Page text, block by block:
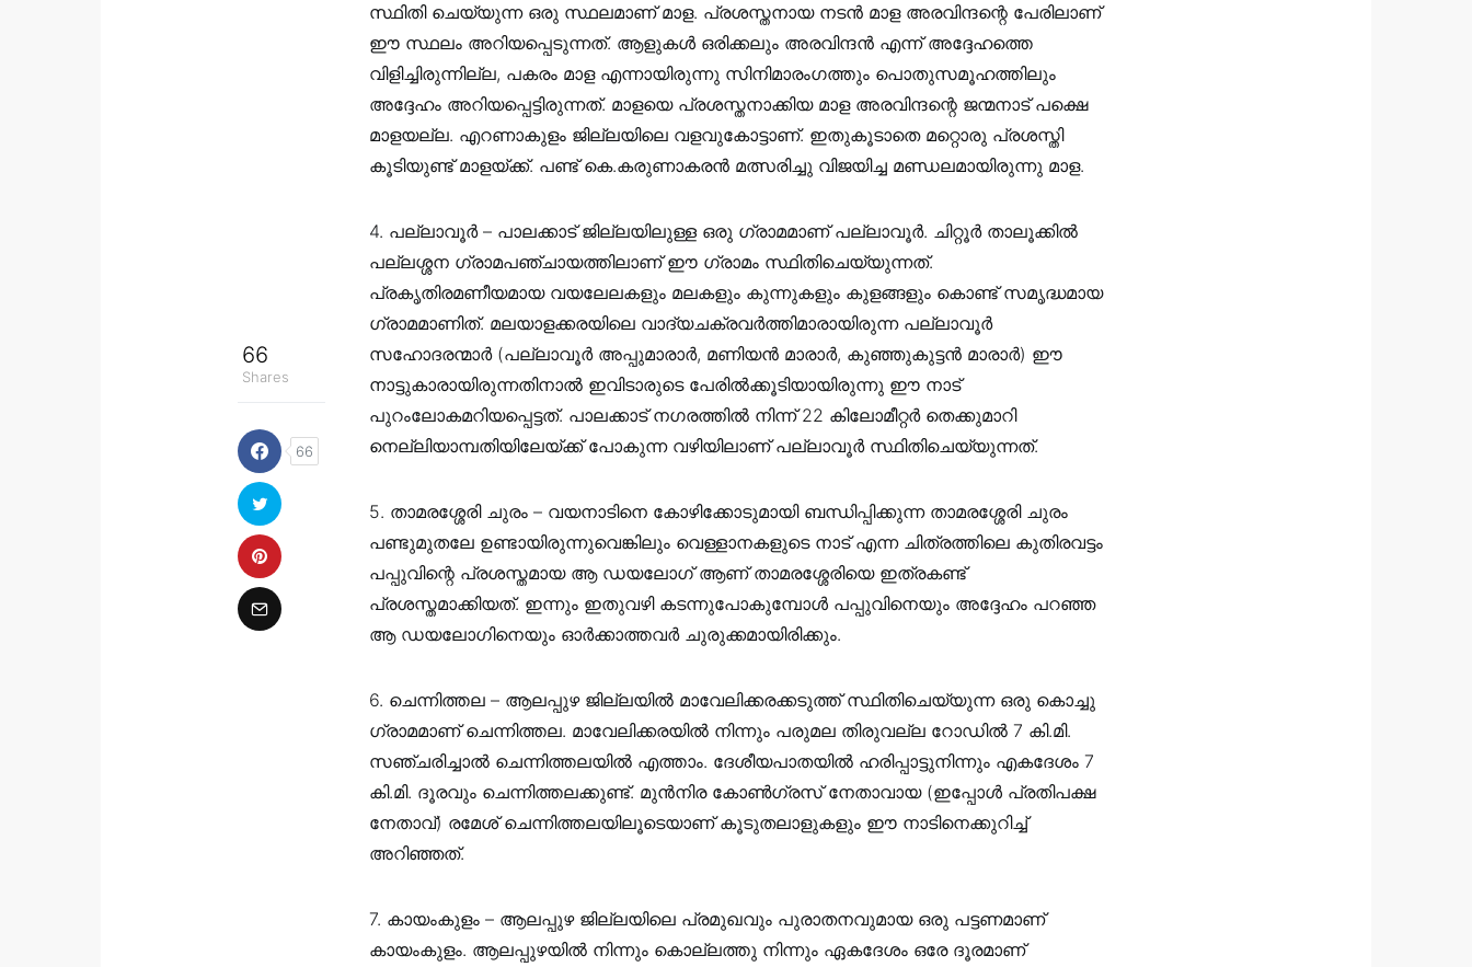
66
Shares
66
സ്ഥിതി ചെയ്യുന്ന ഒരു സ്ഥലമാണ് മാള. പ്രശസ്തനായ നടൻ മാള അരവിന്ദന്റെ പേരിലാണ്
ഈ സ്ഥലം അറിയപ്പെടുന്നത്. ആളുകൾ ഒരിക്കലും അരവിന്ദൻ എന്ന് അദ്ദേഹത്തെ
വിളിച്ചിരുന്നില്ല, പകരം മാള എന്നായിരുന്നു സിനിമാരംഗത്തും പൊതുസമൂഹത്തിലും
അദ്ദേഹം അറിയപ്പെട്ടിരുന്നത്. മാളയെ പ്രശസ്തനാക്കിയ മാള അരവിന്ദന്റെ ജന്മനാട് പക്ഷെ
മാളയല്ല. എറണാകുളം ജില്ലയിലെ വളവുകോട്ടാണ്. ഇതുകൂടാതെ മറ്റൊരു പ്രശസ്തി
കൂടിയുണ്ട് മാളയ്ക്ക്. പണ്ട് കെ.കരുണാകരൻ മത്സരിച്ചു വിജയിച്ച മണ്ഡലമായിരുന്നു മാള.
4. പല്ലാവൂർ – പാലക്കാട് ജില്ലയിലുള്ള ഒരു ഗ്രാമമാണ് പല്ലാവൂർ. ചിറ്റൂർ താലൂക്കിൽ
പല്ലശ്ശന ഗ്രാമപഞ്ചായത്തിലാണ് ഈ ഗ്രാമം സ്ഥിതിചെയ്യുന്നത്.
പ്രകൃതിരമണീയമായ വയലേലകളും മലകളും കുന്നുകളും കുളങ്ങളും കൊണ്ട് സമൃദ്ധമായ
ഗ്രാമമാണിത്. മലയാളക്കരയിലെ വാദ്യചക്രവർത്തിമാരായിരുന്ന പല്ലാവൂർ
സഹോദരന്മാർ (പല്ലാവൂർ അപ്പുമാരാർ, മണിയൻ മാരാർ, കുഞ്ഞുകുട്ടൻ മാരാർ) ഈ
നാട്ടുകാരായിരുന്നതിനാൽ ഇവിടാരുടെ പേരിൽക്കൂടിയായിരുന്നു ഈ നാട്
പുറംലോകമറിയപ്പെട്ടത്. പാലക്കാട് നഗരത്തിൽ നിന്ന് 22 കിലോമീറ്റർ തെക്കുമാറി
നെല്ലിയാമ്പതിയിലേയ്ക്ക് പോകുന്ന വഴിയിലാണ് പല്ലാവൂർ സ്ഥിതിചെയ്യുന്നത്.
5. താമരശ്ശേരി ചുരം – വയനാടിനെ കോഴിക്കോടുമായി ബന്ധിപ്പിക്കുന്ന താമരശ്ശേരി ചുരം
പണ്ടുമുതലേ ഉണ്ടായിരുന്നുവെങ്കിലും വെള്ളാനകളുടെ നാട് എന്ന ചിത്രത്തിലെ കുതിരവട്ടം
പപ്പുവിന്റെ പ്രശസ്തമായ ആ ഡയലോഗ് ആണ് താമരശ്ശേരിയെ ഇത്രകണ്ട്
പ്രശസ്തമാക്കിയത്. ഇന്നും ഇതുവഴി കടന്നുപോകുമ്പോൾ പപ്പുവിനെയും അദ്ദേഹം പറഞ്ഞ
ആ ഡയലോഗിനെയും ഓർക്കാത്തവർ ചുരുക്കമായിരിക്കും.
6. ചെന്നിത്തല – ആലപ്പുഴ ജില്ലയിൽ മാവേലിക്കരക്കടുത്ത് സ്ഥിതിചെയ്യുന്ന ഒരു കൊച്ചു
ഗ്രാമമാണ് ചെന്നിത്തല. മാവേലിക്കരയിൽ നിന്നും പരുമല തിരുവല്ല റോഡിൽ 7 കി.മി.
സഞ്ചരിച്ചാൽ ചെന്നിത്തലയിൽ എത്താം. ദേശീയപാതയിൽ ഹരിപ്പാട്ടുനിന്നും എകദേശം 7
കി.മി. ദൂരവും ചെന്നിത്തലക്കുണ്ട്. മുൻനിര കോൺഗ്രസ് നേതാവായ (ഇപ്പോൾ പ്രതിപക്ഷ
നേതാവ്) രമേശ് ചെന്നിത്തലയിലൂടെയാണ് കൂടുതലാളുകളും ഈ നാടിനെക്കുറിച്ച്
അറിഞ്ഞത്.
7. കായംകുളം – ആലപ്പുഴ ജില്ലയിലെ പ്രമുഖവും പുരാതനവുമായ ഒരു പട്ടണമാണ്
കായംകുളം. ആലപ്പുഴയിൽ നിന്നും കൊല്ലത്തു നിന്നും ഏകദേശം ഒരേ ദൂരമാണ്